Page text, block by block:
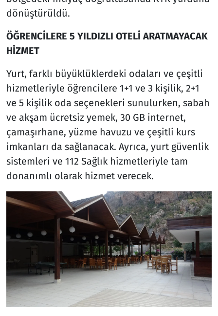
dönüştürüldü.
ÖĞRENCİLERE 5 YILDIZLI OTELİ ARATMAYACAK
HİZMET
Yurt, farklı büyüklüklerdeki odaları ve çeşitli
hizmetleriyle öğrencilere 1+1 ve 3 kişilik, 2+1
ve 5 kişilik oda seçenekleri sunulurken, sabah
ve akşam ücretsiz yemek, 30 GB internet,
çamaşırhane, yüzme havuzu ve çeşitli kurs
imkanları da sağlanacak. Ayrıca, yurt güvenlik
sistemleri ve 112 Sağlık hizmetleriyle tam
donanımlı olarak hizmet verecek.